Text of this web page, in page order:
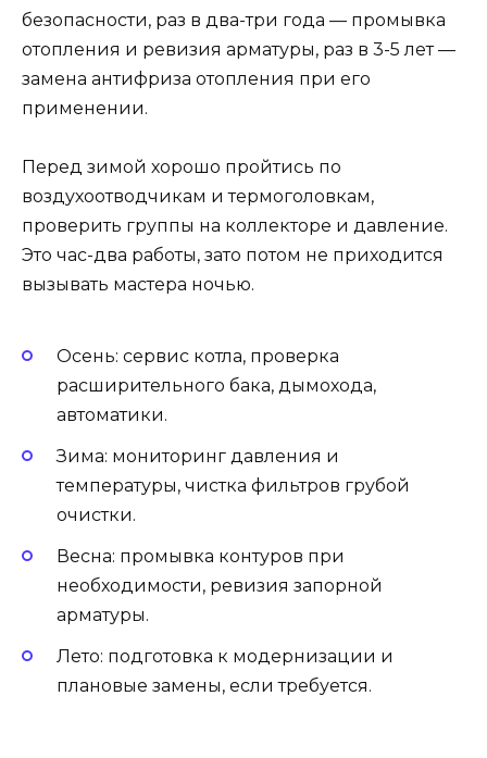
безопасности, раз в два-три года — промывка
отопления и ревизия арматуры, раз в 3-5 лет —
замена антифриза отопления при его
применении.
Перед зимой хорошо пройтись по
воздухоотводчикам и термоголовкам,
проверить группы на коллекторе и давление.
Это час-два работы, зато потом не приходится
вызывать мастера ночью.
Осень: сервис котла, проверка
расширительного бака, дымохода,
автоматики.
Зима: мониторинг давления и
температуры, чистка фильтров грубой
очистки.
Весна: промывка контуров при
необходимости, ревизия запорной
арматуры.
Лето: подготовка к модернизации и
плановые замены, если требуется.